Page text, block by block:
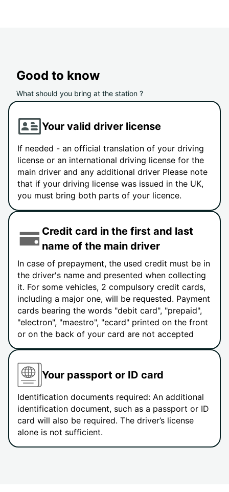
Good to know
What should you bring at the station ?
Your valid driver license
If needed - an official translation of your driving
license or an international driving license for the
main driver and any additional driver Please note
that if your driving license was issued in the UK,
you must bring both parts of your licence.
Credit card in the first and last
name of the main driver
In case of prepayment, the used credit must be in
the driver's name and presented when collecting
it. For some vehicles, 2 compulsory credit cards,
including a major one, will be requested. Payment
cards bearing the words "debit card", "prepaid",
"electron", "maestro", "ecard" printed on the front
or on the back of your card are not accepted
Your passport or ID card
Identification documents required: An additional
identification document, such as a passport or ID
card will also be required. The driver’s license
alone is not sufficient.